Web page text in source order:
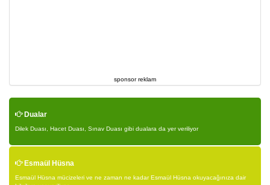
sponsor reklam
Dualar
Dilek Duası, Hacet Duası, Sınav Duası gibi dualara da yer veriliyor
Esmaül Hüsna
Esmaül Hüsna mücizeleri ve ne zaman ne kadar Esmaül Hüsna okuyacağınıza dair